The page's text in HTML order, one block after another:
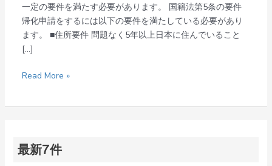
一定の要件を満たす必要があります。 国籍法第5条の要件
帰化申請をするには以下の要件を満たしている必要があり
ます。 ■住所要件 問題なく5年以上日本に住んでいること
[…]
Read More »
最新7件